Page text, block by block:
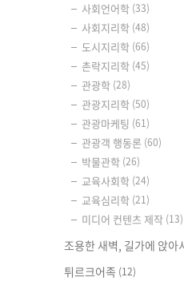
사회언어학 (33)
사회지리학 (48)
도시지리학 (66)
촌락지리학 (45)
관광학 (28)
관광지리학 (50)
관광마케팅 (61)
관광객 행동론 (60)
박물관학 (26)
교육사회학 (24)
교육심리학 (21)
미디어 컨텐츠 제작 (13)
조용한 새벽, 길가에 앉아
튀르크어족 (12)